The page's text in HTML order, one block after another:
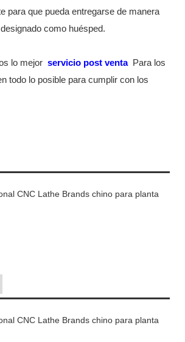
para que pueda entregarse de manera
como huésped.
lo mejor servicio post venta Para los
todo lo posible para cumplir con los